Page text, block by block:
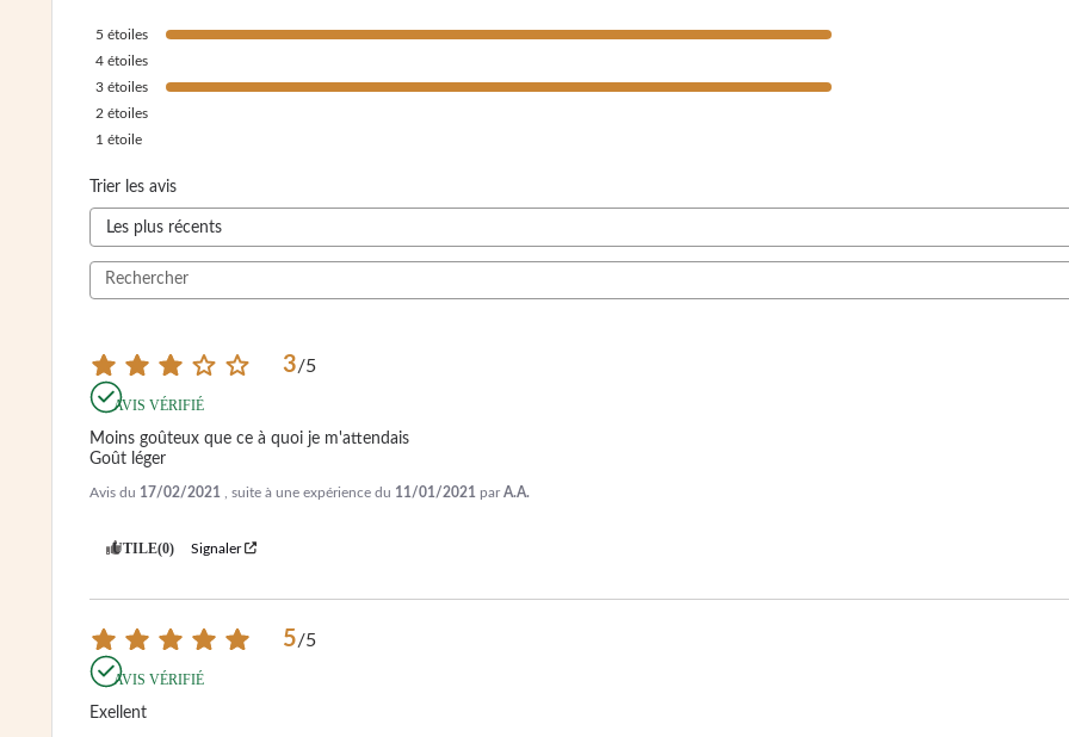
5 étoiles
4 étoiles
3 étoiles
2 étoiles
1 étoile
Trier les avis
3/5
AVIS VÉRIFIÉ
Moins goûteux que ce à quoi je m'attendais
Goût léger
Avis du 17/02/2021 , suite à une expérience du 11/01/2021 parA.A.
UTILE(0) Signaler
5/5
AVIS VÉRIFIÉ
Exellent